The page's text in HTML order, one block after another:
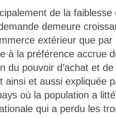
de la faiblesse
demeure
extérieur que
à la préférence accrue
du pouvoir d’achat et
ainsi et aussi expliquée
où la population a
qui a perdu les